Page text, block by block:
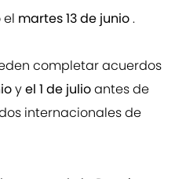
martes 13 de junio.
completar acuerdos
yel 1 de julioantes de
internacionales de